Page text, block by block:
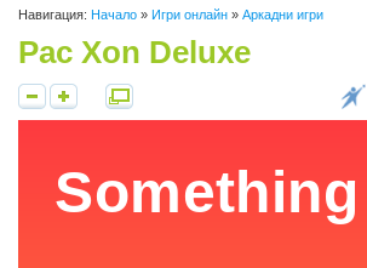
Навигация: Начало » Игри онлайн » Аркадни игри
Pac Xon Deluxe